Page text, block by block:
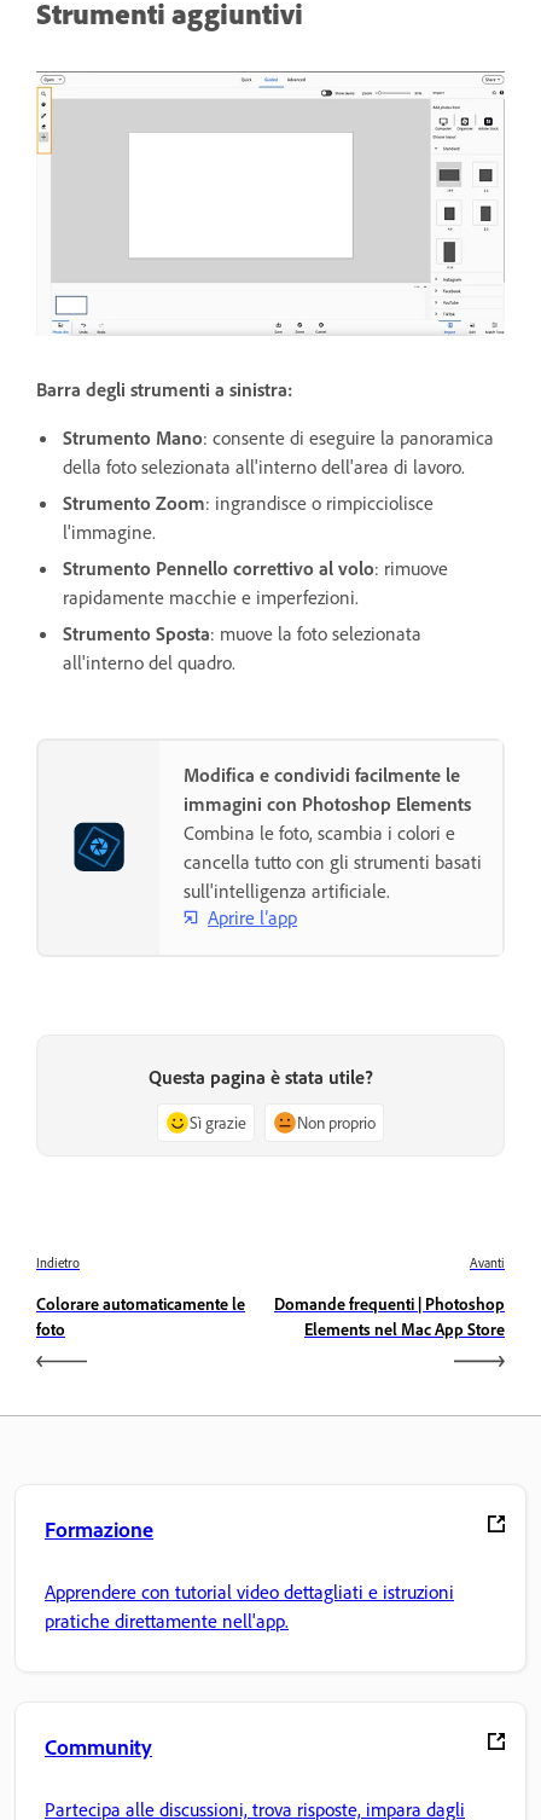
Strumenti aggiuntivi
Barra degli strumenti a sinistra:
Strumento Mano: consente di eseguire la panoramica
della foto selezionata all'interno dell'area di lavoro.
Strumento Zoom: ingrandisce o rimpicciolisce
l'immagine.
Strumento Pennello correttivo al volo: rimuove
rapidamente macchie e imperfezioni.
Strumento Sposta: muove la foto selezionata
all'interno del quadro.
Modifica e condividi facilmente le
immagini con Photoshop Elements
Combina le foto, scambia i colori e
cancella tutto con gli strumenti basati
sull'intelligenza artificiale.
Aprire l’app
Questa pagina è stata utile?
Sì grazie Non proprio
Indietro
Colorare automaticamente le
foto
Avanti
Domande frequenti | Photoshop
Elements nel Mac App Store
Formazione
Apprendere con tutorial video dettagliati e istruzioni
pratiche direttamente nell'app.
Community
Partecipa alle discussioni, trova risposte, impara dagli